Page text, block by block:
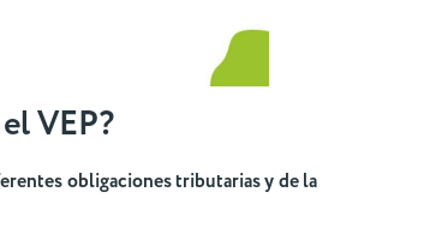
VEP?
obligaciones tributarias y de la